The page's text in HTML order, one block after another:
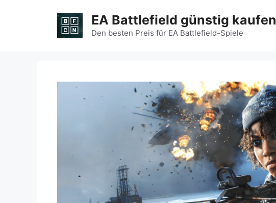
EA Battlefield günstig kaufen
Den besten Preis für EA Battlefield-Spiele